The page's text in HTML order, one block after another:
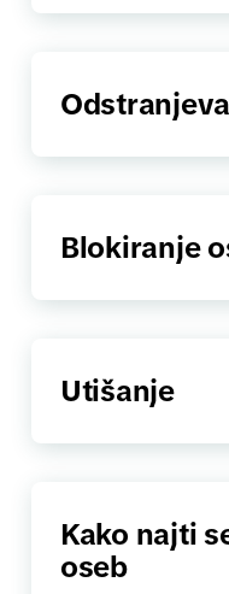
Blokiranje
Utišanje
Kako najti
oseb